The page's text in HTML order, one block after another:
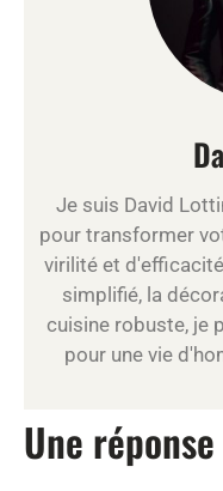
Je suis David
pour transformer
virilité et
simplifié, la
cuisine robuste, je
pour une vie
Une réponse